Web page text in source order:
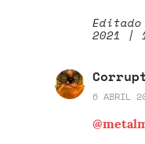
2021 |
6 ABRIL